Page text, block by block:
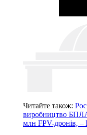
Читайте також:
виробництво
млн FPV-дронів, –